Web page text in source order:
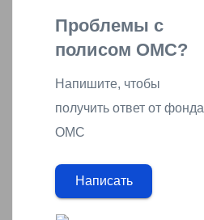
Проблемы с
полисом ОМС?
Напишите, чтобы
получить ответ от фонда
ОМС
Написать